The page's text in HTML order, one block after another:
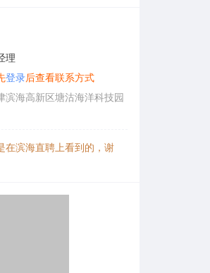
理
登录后查看联系方式
滨海高新区塘沽海洋科技园
在滨海直聘上看到的，谢